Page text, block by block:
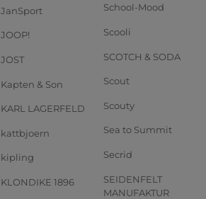
JanSport
JOOP!
JOST
Kapten & Son
KARL LAGERFELD
kattbjoern
kipling
KLONDIKE 1896
School-Mood
Scooli
SCOTCH & SODA
Scout
Scouty
Sea to Summit
Secrid
SEIDENFELT
MANUFAKTUR